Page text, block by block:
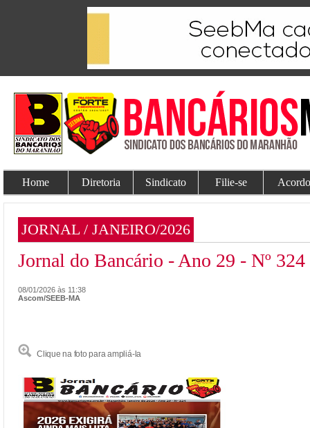
Home Diretoria Sindicato Filie-se
JORNAL / JANEIRO/2026
Jornal do Bancário - Ano 29 - Nº 324
08/01/2026 às 11:38
Ascom/SEEB-MA
Clique na foto para ampliá-la